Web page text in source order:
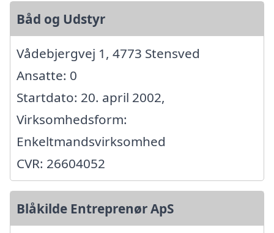
Båd og Udstyr
Vådebjergvej 1, 4773 Stensved
Ansatte: 0
Startdato: 20. april 2002,
Virksomhedsform:
Enkeltmandsvirksomhed
CVR: 26604052
Blåkilde Entreprenør ApS